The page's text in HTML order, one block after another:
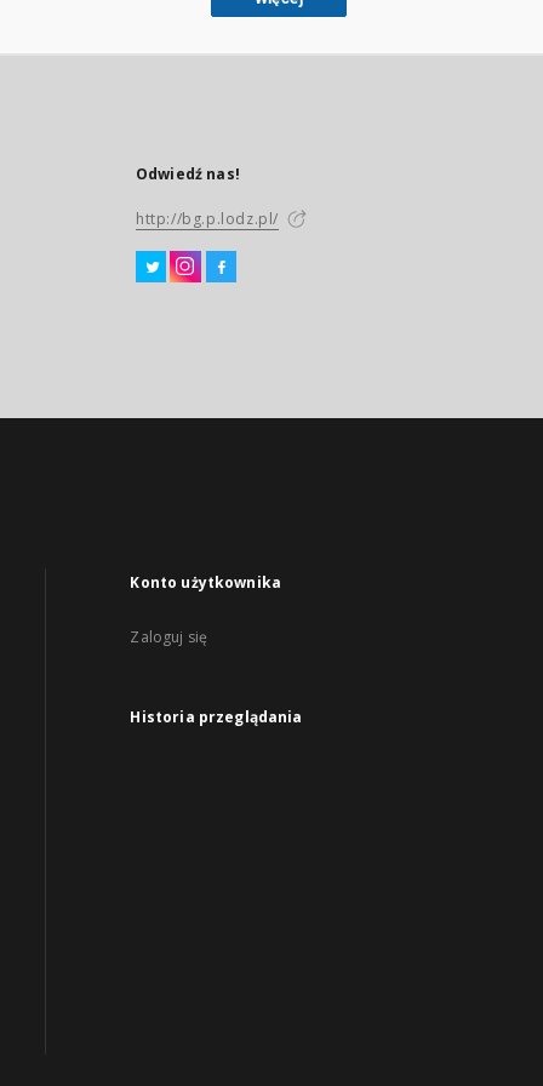
Odwiedź nas!
http://bg.p.lodz.pl/
Konto użytkownika
Zaloguj się
Historia przeglądania